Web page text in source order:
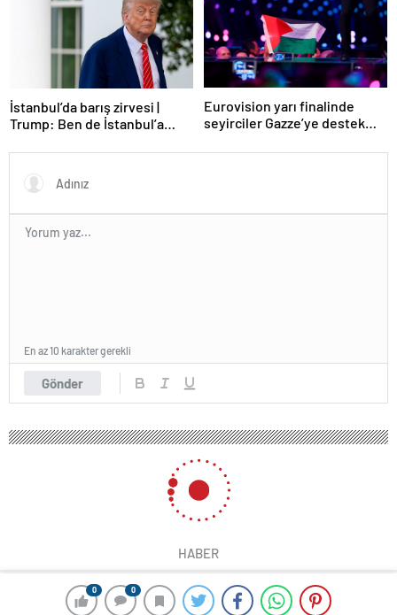
0 0
İstanbul’da barış zirvesi |
Trump: Ben de İstanbul’a
Eurovision yarı finalinde
seyirciler Gazze’ye destek
Gönder
En az 10 karakter gerekli
HABER